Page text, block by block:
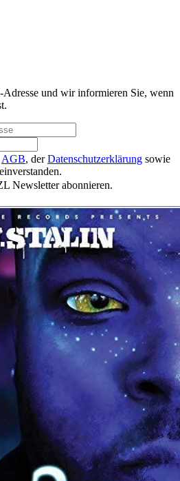
und wir informieren Sie, wenn
AGB, derDatenschutzerklärung sowie
einverstanden.
Newsletter abonnieren.